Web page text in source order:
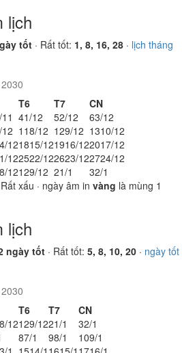
lịch
tốt · Rất tốt: 1, 8, 16, 28 · lịch tháng
T6 T7
CN
41/12 52/12 63/12
118/12 129/12 1310/12
121815/121916/122017/12
122522/122623/122724/12
12129/12 21/1 32/1
Rất xấu · ngày âm in vàng là mùng 1
lịch
ngày tốt · Rất tốt: 5, 8, 10, 20 · ngày tốt
T6 T7
CN
12129/1221/1 32/1
87/1 98/1 109/1